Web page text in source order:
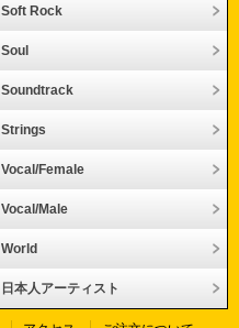
Soft Rock
Soul
Soundtrack
Strings
Vocal/Female
Vocal/Male
World
日本人アーティスト